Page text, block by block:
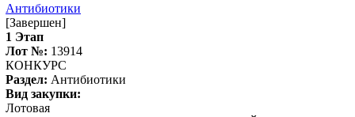
Антибиотики
[Завершен]
1 Этап
Лот №: 13914
КОНКУРС
Раздел: Антибиотики
Вид закупки:
Лотовая